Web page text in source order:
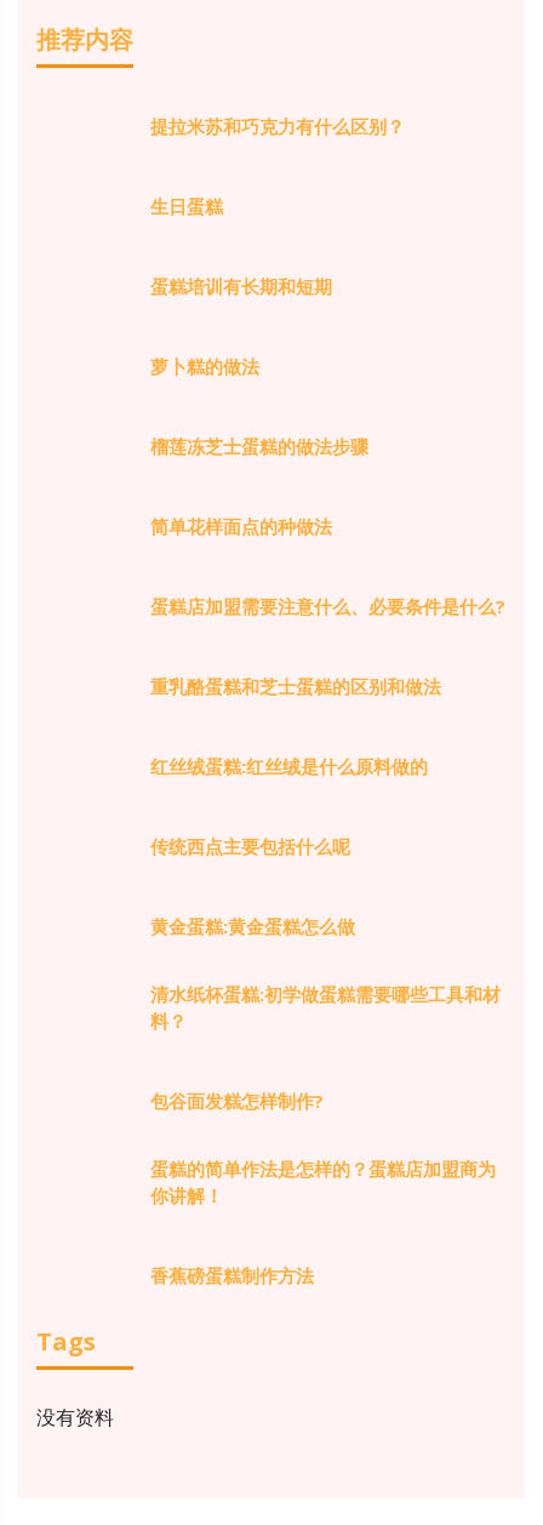
推荐内容
提拉米苏和巧克力有什么区别？
生日蛋糕
蛋糕培训有长期和短期
萝卜糕的做法
榴莲冻芝士蛋糕的做法步骤
简单花样面点的种做法
蛋糕店加盟需要注意什么、必要条件是什么?
重乳酪蛋糕和芝士蛋糕的区别和做法
红丝绒蛋糕:红丝绒是什么原料做的
传统西点主要包括什么呢
黄金蛋糕:黄金蛋糕怎么做
清水纸杯蛋糕:初学做蛋糕需要哪些工具和材
料？
包谷面发糕怎样制作?
蛋糕的简单作法是怎样的？蛋糕店加盟商为
你讲解！
香蕉磅蛋糕制作方法
Tags
没有资料